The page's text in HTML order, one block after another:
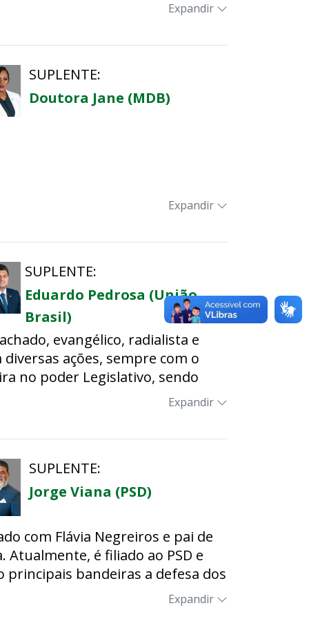
Expandir
salvamento aéreo e
salvamento e resgate em seu
no clube da Família Bombeiro
Expandir
SUPLENTE:
Doutora Jane (MDB)
evangélico, radialista e
ações, sempre com o
no poder Legislativo, sendo
do Esporte e dos Idosos,
para que valores sejam
um legado na habitação,
desses mais de dois anos
anos a sociedade solicitava.
isso destinou mais de três
mais de 70 unidades, em
Expandir
SUPLENTE:
Eduardo Pedrosa (União
Brasil)
com Flávia Negreiros e pai de
Atualmente, é filiado ao PSD e
bandeiras a defesa dos
Expandir
SUPLENTE:
Jorge Viana (PSD)